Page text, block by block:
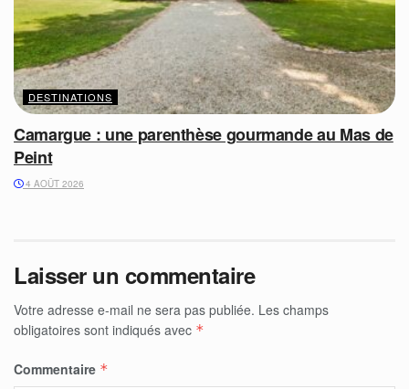
DESTINATIONS
Camargue : une parenthèse gourmande au Mas de
Peint
4 AOÛT 2026
Laisser un commentaire
Votre adresse e-mail ne sera pas publiée. Les champs
obligatoires sont indiqués avec *
Commentaire *